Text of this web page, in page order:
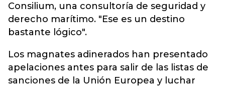
Consilium, una consultoría de seguridad y
derecho marítimo. "Ese es un destino
bastante lógico".
Los magnates adinerados han presentado
apelaciones antes para salir de las listas de
sanciones de la Unión Europea y luchar